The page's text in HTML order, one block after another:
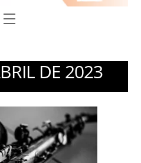
Menu
DE 2023